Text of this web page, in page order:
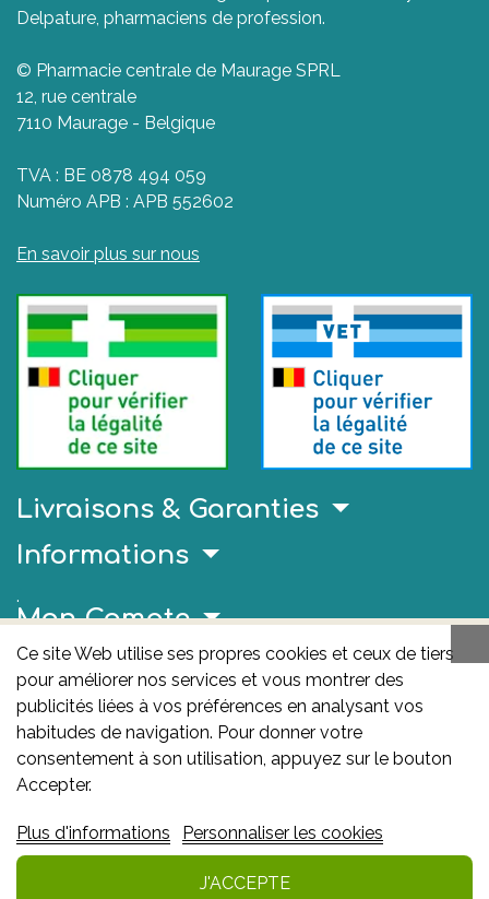
Delpature, pharmaciens de profession.
© Pharmacie centrale de Maurage SPRL
12, rue centrale
7110 Maurage - Belgique
TVA : BE 0878 494 059
Numéro APB : APB 552602
En savoir plus sur nous
Livraisons & Garanties
Ce site Web utilise ses propres cookies et ceux de tiers
pour améliorer nos services et vous montrer des
publicités liées à vos préférences en analysant vos
habitudes de navigation. Pour donner votre
consentement à son utilisation, appuyez sur le bouton
Accepter.
Plus d'informations Personnaliser les cookies
J'ACCEPTE
Informations
.
Mon Compte
Liens Utiles
AFMPS
L'AFMPS est l’autorité compétente en matière de
médicaments et de produits de santé en Belgique. Ce
médicaments et des produits de santé – afmps
Avenue Galilée 5/03 1210 Bruxelles